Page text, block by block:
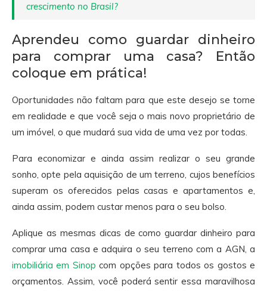
crescimento no Brasil?
Aprendeu como guardar dinheiro
para comprar uma casa? Então
coloque em prática!
Oportunidades não faltam para que este desejo se torne
em realidade e que você seja o mais novo proprietário de
um imóvel, o que mudará sua vida de uma vez por todas.
Para economizar e ainda assim realizar o seu grande
sonho, opte pela aquisição de um terreno, cujos benefícios
superam os oferecidos pelas casas e apartamentos e,
ainda assim, podem custar menos para o seu bolso.
Aplique as mesmas dicas de como guardar dinheiro para
comprar uma casa e adquira o seu terreno com a AGN, a
imobiliária em Sinop com opções para todos os gostos e
orçamentos. Assim, você poderá sentir essa maravilhosa